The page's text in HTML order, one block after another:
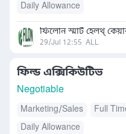
Daily Allowance
ফিলোন স্মার্ট হেলথ্
29/Jul 12:55 ALL
ফিল্ড এক্সিকিউটিভ
Negotiable
Marketing/Sales Full
Daily Allowance